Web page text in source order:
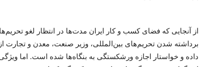
از آنجایی که فضای کسب و کار ایران مدت‌ها در انتظار لغو
برداشته شدن تحریم‌های بین‌المللی، وزیر صنعت، معدن و تجارت
داده و خواستار اجازه ورشکستگی به بنگاه‌ها شده است. اما